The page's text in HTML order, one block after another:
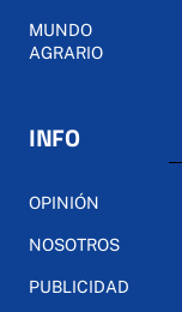
MUNDO
AGRARIO
INFO
OPINIÓN
NOSOTROS
PUBLICIDAD